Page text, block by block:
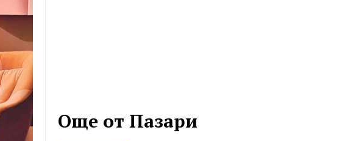
Още от Пазари